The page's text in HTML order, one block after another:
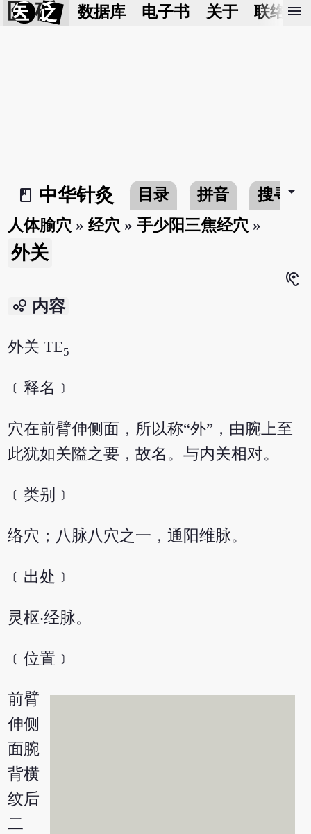
医 砭 数据库 电子书 关于 联络我
menu
book_2
中华针灸 目录 拼音 搜寻arrow_drop_down
人体腧穴 »经穴 »手少阳三焦经穴 »
外关
hearing
bubble_chart 内容
外关 TE5
﹝释名﹞
穴在前臂伸侧面，所以称“外”，由腕上至
此犹如关隘之要，故名。与内关相对。
﹝类别﹞
络穴；八脉八穴之一，通阳维脉。
﹝出处﹞
灵枢‧经脉。
﹝位置﹞
前臂
伸侧
面腕
背横
纹后
二